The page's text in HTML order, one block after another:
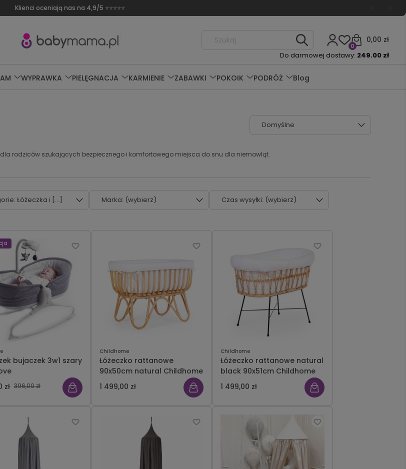
Darmowa dostawa od 249 zł
Do darmowej dostawy: 249.00 zł
0,00 zł
0
WYPRAWKA PIELĘGNACJA KARMIENIE ZABAWKI POKOIK PODRÓŻ Blog
rodziców szukających bezpiecznego i komfortowego miejsca do snu dla niemowląt.
Kategorie: Łóżeczka i [...] Marka: (wybierz) Czas wysyłki: (wybierz)
bujaczek 3w1 szary
zł 396,00 zł
Childhome
Łóżeczko rattanowe
90x50cm natural Childhome
1 499,00 zł
Childhome
Łóżeczko rattanowe natural
black 90x51cm Childhome
1 499,00 zł